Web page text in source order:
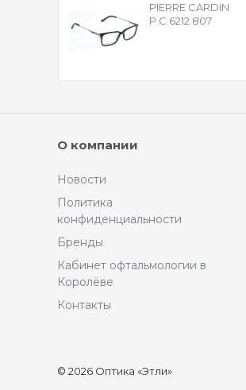
PIERRE CARDIN
P.C.6212 807
О компании
Новости
Политика
конфиденциальности
Бренды
Кабинет офтальмологии в
Королёве
Контакты
© 2026 Оптика «Этли»